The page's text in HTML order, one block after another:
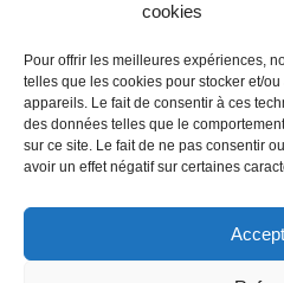
cookies
Pour offrir les meilleures expériences,
telles que les cookies pour stocker et/
appareils. Le fait de consentir à ces
des données telles que le
sur ce site. Le fait de ne pas consentir
avoir un effet négatif sur certaines
@ Sainte Marie des Champs
Mentions légales